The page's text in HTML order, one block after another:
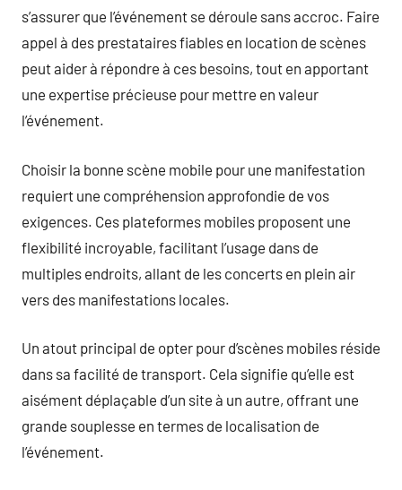
s’assurer que l’événement se déroule sans accroc. Faire
appel à des prestataires fiables en location de scènes
peut aider à répondre à ces besoins, tout en apportant
une expertise précieuse pour mettre en valeur
l’événement.
Choisir la bonne scène mobile pour une manifestation
requiert une compréhension approfondie de vos
exigences. Ces plateformes mobiles proposent une
flexibilité incroyable, facilitant l’usage dans de
multiples endroits, allant de les concerts en plein air
vers des manifestations locales.
Un atout principal de opter pour d’scènes mobiles réside
dans sa facilité de transport. Cela signifie qu’elle est
aisément déplaçable d’un site à un autre, offrant une
grande souplesse en termes de localisation de
l’événement.